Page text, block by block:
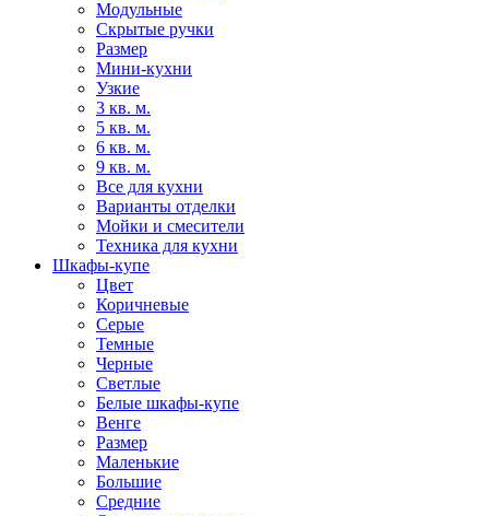
Модульные
Скрытые ручки
Размер
Мини-кухни
Узкие
3 кв. м.
5 кв. м.
6 кв. м.
9 кв. м.
Все для кухни
Варианты отделки
Мойки и смесители
Техника для кухни
Шкафы-купе
Цвет
Коричневые
Серые
Темные
Черные
Светлые
Белые шкафы-купе
Венге
Размер
Маленькие
Большие
Средние